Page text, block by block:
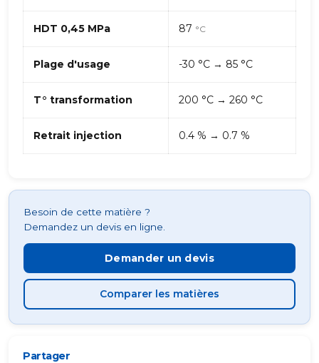
HDT 0,45 MPa 87 °C
Plage d'usage -30 °C → 85 °C
T° transformation 200 °C → 260 °C
Retrait injection 0.4 % → 0.7 %
Besoin de cette matière ?
Demandez un devis en ligne.
Demander un devis
Comparer les matières
Partager